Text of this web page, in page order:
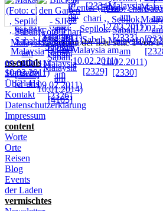
seite 1 von 1
essentials
Startseite
Über uns
Kontakt
Datenschutzerklärung
Impressum
content
Worte
Orte
Reisen
Blog
Events
der Laden
vermischtes